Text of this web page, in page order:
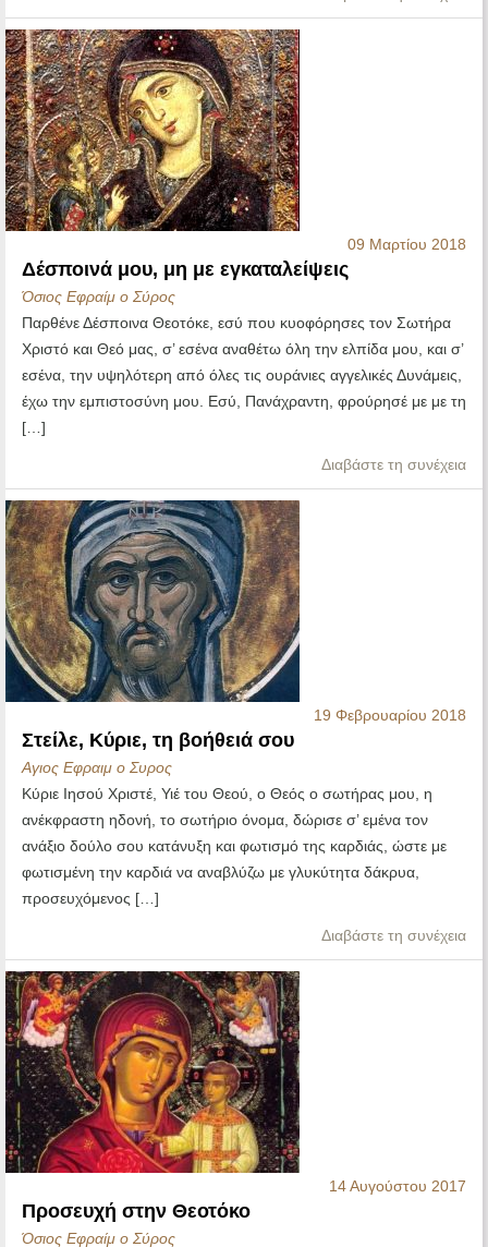
09 Μαρτίου 2018
Δέσποινά μου, μη με εγκαταλείψεις
Όσιος Εφραίμ ο Σύρος
Παρθένε Δέσποινα Θεοτόκε, εσύ που κυοφόρησες τον Σωτήρα
Χριστό και Θεό μας, σ’ εσένα αναθέτω όλη την ελπίδα μου, και σ’
εσένα, την υψηλότερη από όλες τις ουράνιες αγγελικές Δυνάμεις,
έχω την εμπιστοσύνη μου. Εσύ, Πανάχραντη, φρούρησέ με με τη
[…]
Διαβάστε τη συνέχεια
19 Φεβρουαρίου 2018
Στείλε, Κύριε, τη βοήθειά σου
Αγιος Εφραιμ ο Συρος
Κύριε Ιησού Χριστέ, Υιέ του Θεού, ο Θεός ο σωτήρας μου, η
ανέκφραστη ηδονή, το σωτήριο όνομα, δώρισε σ’ εμένα τον
ανάξιο δούλο σου κατάνυξη και φωτισμό της καρδιάς, ώστε με
φωτισμένη την καρδιά να αναβλύζω με γλυκύτητα δάκρυα,
προσευχόμενος […]
Διαβάστε τη συνέχεια
14 Αυγούστου 2017
Προσευχή στην Θεοτόκο
Όσιος Εφραίμ ο Σύρος